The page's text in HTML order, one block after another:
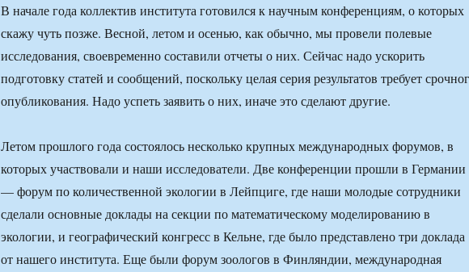
В начале года коллектив института готовился к научным конференциям, о которых
скажу чуть позже. Весной, летом и осенью, как обычно, мы провели полевые
исследования, своевременно составили отчеты о них. Сейчас надо ускорить
подготовку статей и сообщений, поскольку целая серия результатов требует
опубликования. Надо успеть заявить о них, иначе это сделают другие.
Летом прошлого года состоялось несколько крупных международных форумов, в
которых участвовали и наши исследователи. Две конференции прошли в Германии
— форум по количественной экологии в Лейпциге, где наши молодые сотрудники
сделали основные доклады на секции по математическому моделированию в
экологии, и географический конгресс в Кельне, где было представлено три доклада
от нашего института. Еще были форум зоологов в Финляндии, международная